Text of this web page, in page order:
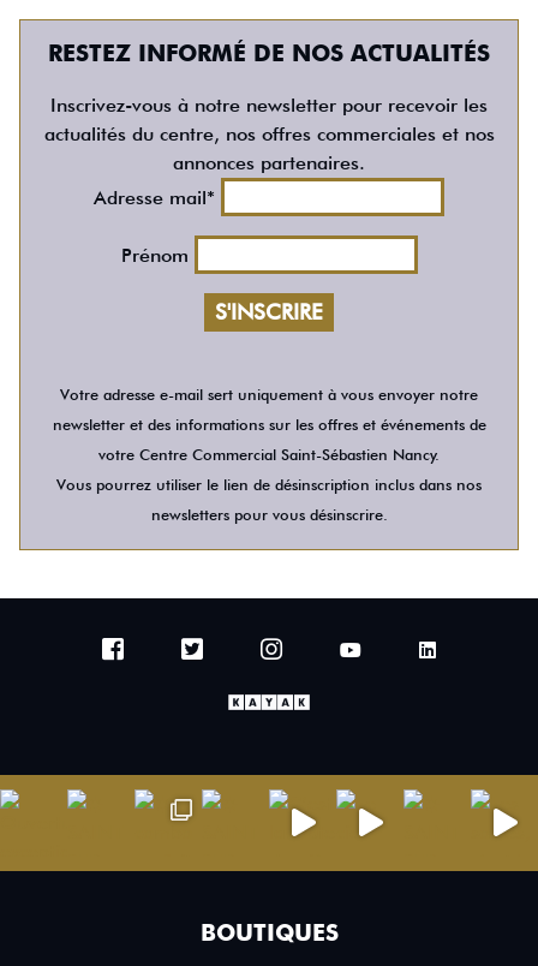
RESTEZ INFORMÉ DE NOS ACTUALITÉS
Inscrivez-vous à notre newsletter pour recevoir les
actualités du centre, nos offres commerciales et nos
annonces partenaires.
Adresse mail*
Prénom
Votre adresse e-mail sert uniquement à vous envoyer notre
newsletter et des informations sur les offres et événements de
votre Centre Commercial Saint-Sébastien Nancy.
Vous pourrez utiliser le lien de désinscription inclus dans nos
newsletters pour vous désinscrire.
BOUTIQUES